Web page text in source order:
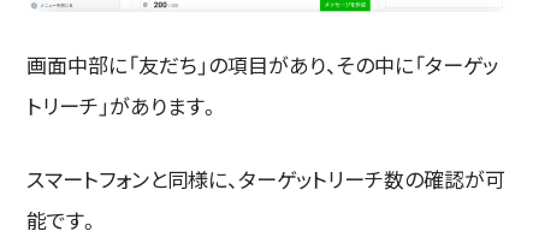
画面中部に「友だち」の項目があり、その中に「ターゲッ
トリーチ」があります。
スマートフォンと同様に、ターゲットリーチ数の確認が可
能です。